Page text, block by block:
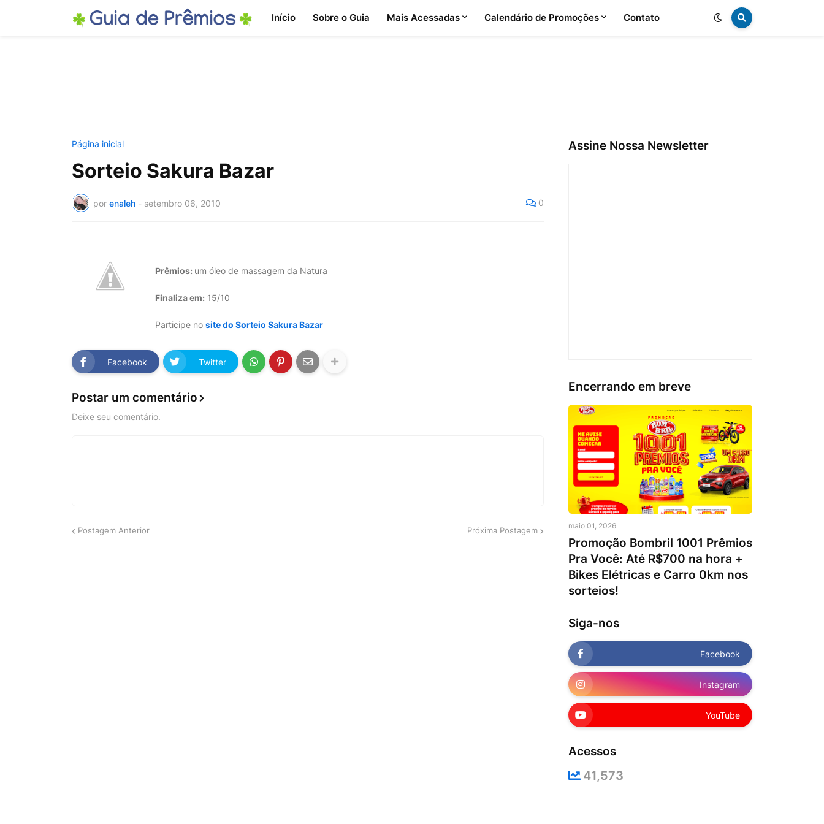
Início Sobre o Guia Mais Acessadas Calendário de Promoções Contato
Página inicial
Sorteio Sakura Bazar
por enaleh - setembro 06, 2010 0
Prêmios: um óleo de massagem da Natura
Finaliza em: 15/10
Participe no site do Sorteio Sakura Bazar
Facebook Twitter
Postar um comentário
Deixe seu comentário.
Postagem Anterior Próxima Postagem
Assine Nossa Newsletter
Encerrando em breve
maio 01, 2026
Promoção Bombril 1001 Prêmios
Pra Você: Até R$700 na hora +
Bikes Elétricas e Carro 0km nos
sorteios!
Siga-nos
Facebook
Instagram
YouTube
Acessos
41,573